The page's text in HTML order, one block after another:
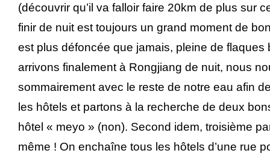
(découvrir qu’il va falloir faire 20km de plus sur
finir de nuit est toujours un grand moment de
est plus défoncée que jamais, pleine de flaques
arrivons finalement à Rongjiang de nuit, nous
sommairement avec le reste de notre eau afin
les hôtels et partons à la recherche de deux
hôtel « meyo » (non). Second idem, troisième
même ! On enchaîne tous les hôtels d’une rue